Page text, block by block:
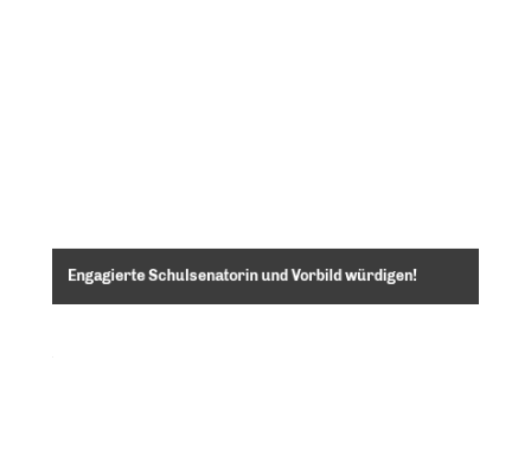
Engagierte Schulsenatorin und Vorbild würdigen!